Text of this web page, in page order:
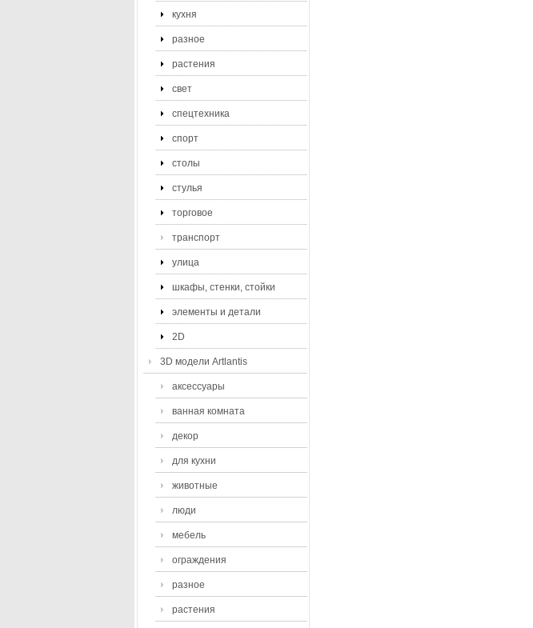
кухня
разное
растения
свет
спецтехника
спорт
столы
стулья
торговое
транспорт
улица
шкафы, стенки, стойки
элементы и детали
2D
3D модели Artlantis
аксессуары
ванная комната
декор
для кухни
животные
люди
мебель
ограждения
разное
растения